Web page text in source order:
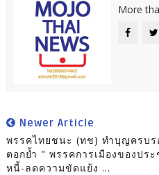
More
Newer Article
พรรคไทยชนะ (ทช) ทำบุญครบ
ตอกย้ำ " พรรคการเมืองของป
หนี้-ลดความขัดแย้ง ...